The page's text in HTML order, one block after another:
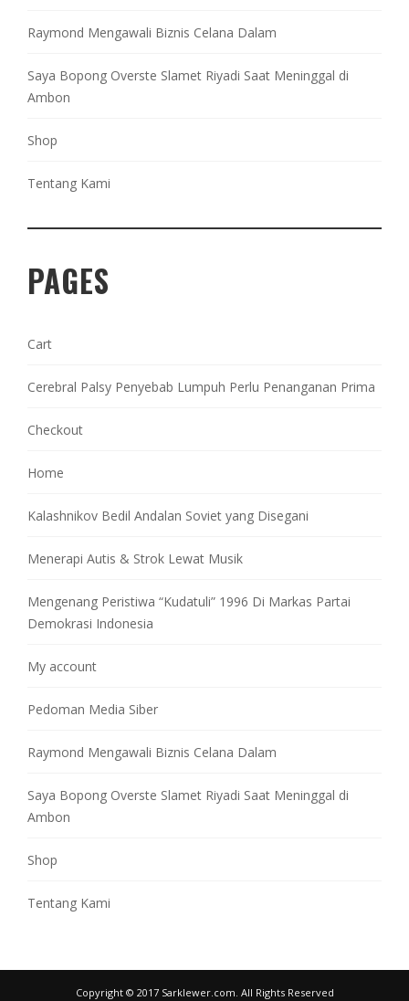
Raymond Mengawali Biznis Celana Dalam
Saya Bopong Overste Slamet Riyadi Saat Meninggal di
Ambon
Shop
Tentang Kami
PAGES
Cart
Cerebral Palsy Penyebab Lumpuh Perlu Penanganan Prima
Checkout
Home
Kalashnikov Bedil Andalan Soviet yang Disegani
Menerapi Autis & Strok Lewat Musik
Mengenang Peristiwa “Kudatuli” 1996 Di Markas Partai
Demokrasi Indonesia
My account
Pedoman Media Siber
Raymond Mengawali Biznis Celana Dalam
Saya Bopong Overste Slamet Riyadi Saat Meninggal di
Ambon
Shop
Tentang Kami
Copyright © 2017 Sarklewer.com. All Rights Reserved